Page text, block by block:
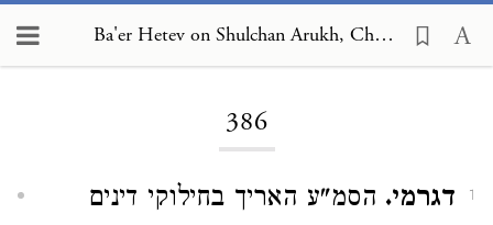
Ba'er Hetev on Shulchan Arukh, Choshen Mishpat 386
386
1 דגרמי. הסמ"ע האריך בחילוקי דינים